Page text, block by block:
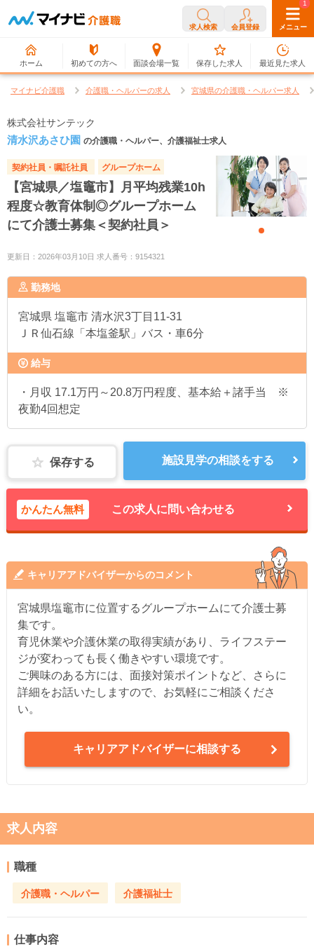
求人検索 会員登録 メニュー
ホーム 初めての方へ 面談会場一覧
0
保存した求人
1
最近見た求人
マイナビ介護職 介護職・ヘルパーの求人 宮城県の介護職・ヘルパー求人
株式会社サンテック
清水沢あさひ園 の介護職・ヘルパー、介護福祉士求人
契約社員・嘱託社員 グループホーム
【宮城県／塩竈市】月平均残業10h
程度☆教育体制◎グループホーム
にて介護士募集＜契約社員＞
更新日：2026年03月10日 求人番号：9154321
勤務地
宮城県 塩竈市 清水沢3丁目11-31
ＪＲ仙石線「本塩釜駅」バス・車6分
給与
・月収 17.1万円～20.8万円程度、基本給＋諸手当 ※
夜勤4回想定
保存する 施設見学の相談をする
かんたん無料 この求人に問い合わせる
キャリアアドバイザーからのコメント
宮城県塩竈市に位置するグループホームにて介護士募
集です。
育児休業や介護休業の取得実績があり、ライフステー
ジが変わっても長く働きやすい環境です。
ご興味のある方には、面接対策ポイントなど、さらに
詳細をお話いたしますので、お気軽にご相談くださ
い。
キャリアアドバイザーに相談する
求人内容
職種
介護職・ヘルパー 介護福祉士
仕事内容